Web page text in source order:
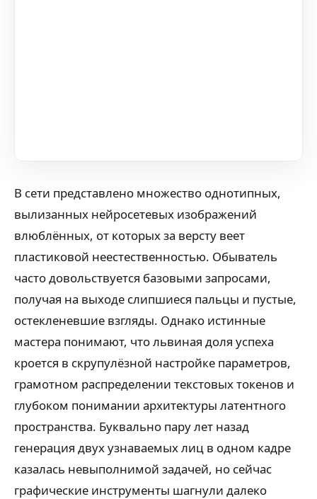
В сети представлено множество однотипных,
вылизанных нейросетевых изображений
влюблённых, от которых за версту веет
пластиковой неестественностью. Обыватель
часто довольствуется базовыми запросами,
получая на выходе слипшиеся пальцы и пустые,
остекленевшие взгляды. Однако истинные
мастера понимают, что львиная доля успеха
кроется в скрупулёзной настройке параметров,
грамотном распределении текстовых токенов и
глубоком понимании архитектуры латентного
пространства. Буквально пару лет назад
генерация двух узнаваемых лиц в одном кадре
казалась невыполнимой задачей, но сейчас
графические инструменты шагнули далеко